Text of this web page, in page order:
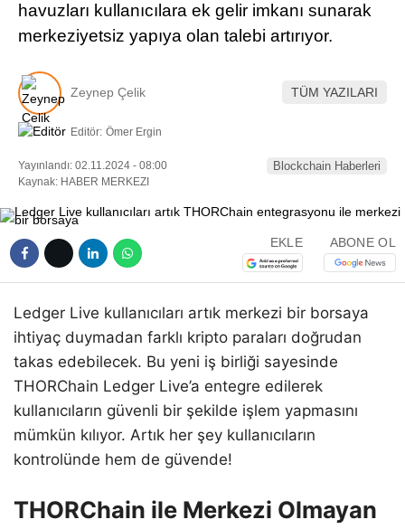
havuzları kullanıcılara ek gelir imkanı sunarak
merkeziyetsiz yapıya olan talebi artırıyor.
Zeynep Çelik TÜM YAZILARI
Editör: Ömer Ergin
Yayınlandı: 02.11.2024 - 08:00
Kaynak: HABER MERKEZI
Blockchain Haberleri
EKLE ABONE OL
Ledger Live kullanıcıları artık merkezi bir borsaya
ihtiyaç duymadan farklı kripto paraları doğrudan
takas edebilecek. Bu yeni iş birliği sayesinde
THORChain Ledger Live’a entegre edilerek
kullanıcıların güvenli bir şekilde işlem yapmasını
mümkün kılıyor. Artık her şey kullanıcıların
kontrolünde hem de güvende!
THORChain ile Merkezi Olmayan